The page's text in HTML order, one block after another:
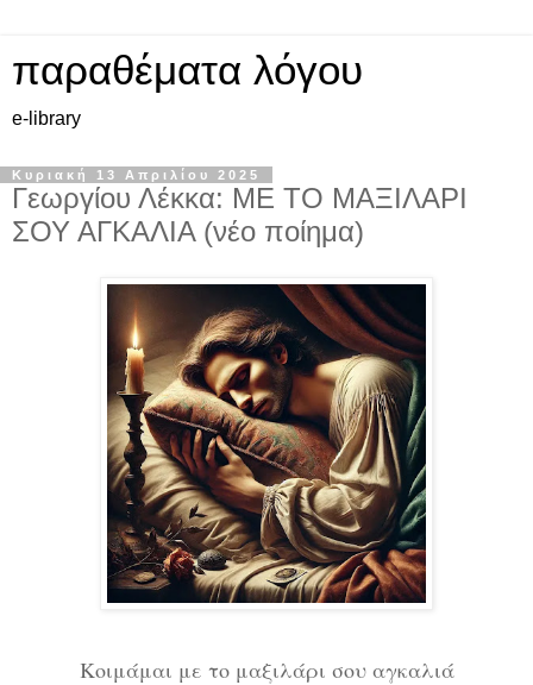
παραθέματα λόγου
e-library
Κυριακή 13 Απριλίου 2025
Γεωργίου Λέκκα: ΜΕ ΤΟ ΜΑΞΙΛΑΡΙ
ΣΟΥ ΑΓΚΑΛΙΑ (νέο ποίημα)
Κοιμάμαι με το μαξιλάρι σου αγκαλιά